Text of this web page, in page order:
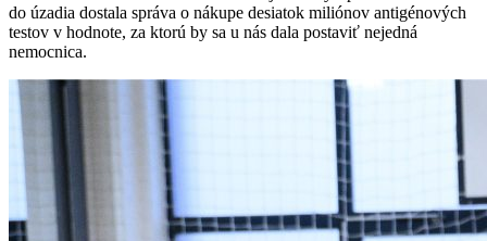
do úzadia dostala správa o nákupe desiatok miliónov antigénových
testov v hodnote, za ktorú by sa u nás dala postaviť nejedná
nemocnica.